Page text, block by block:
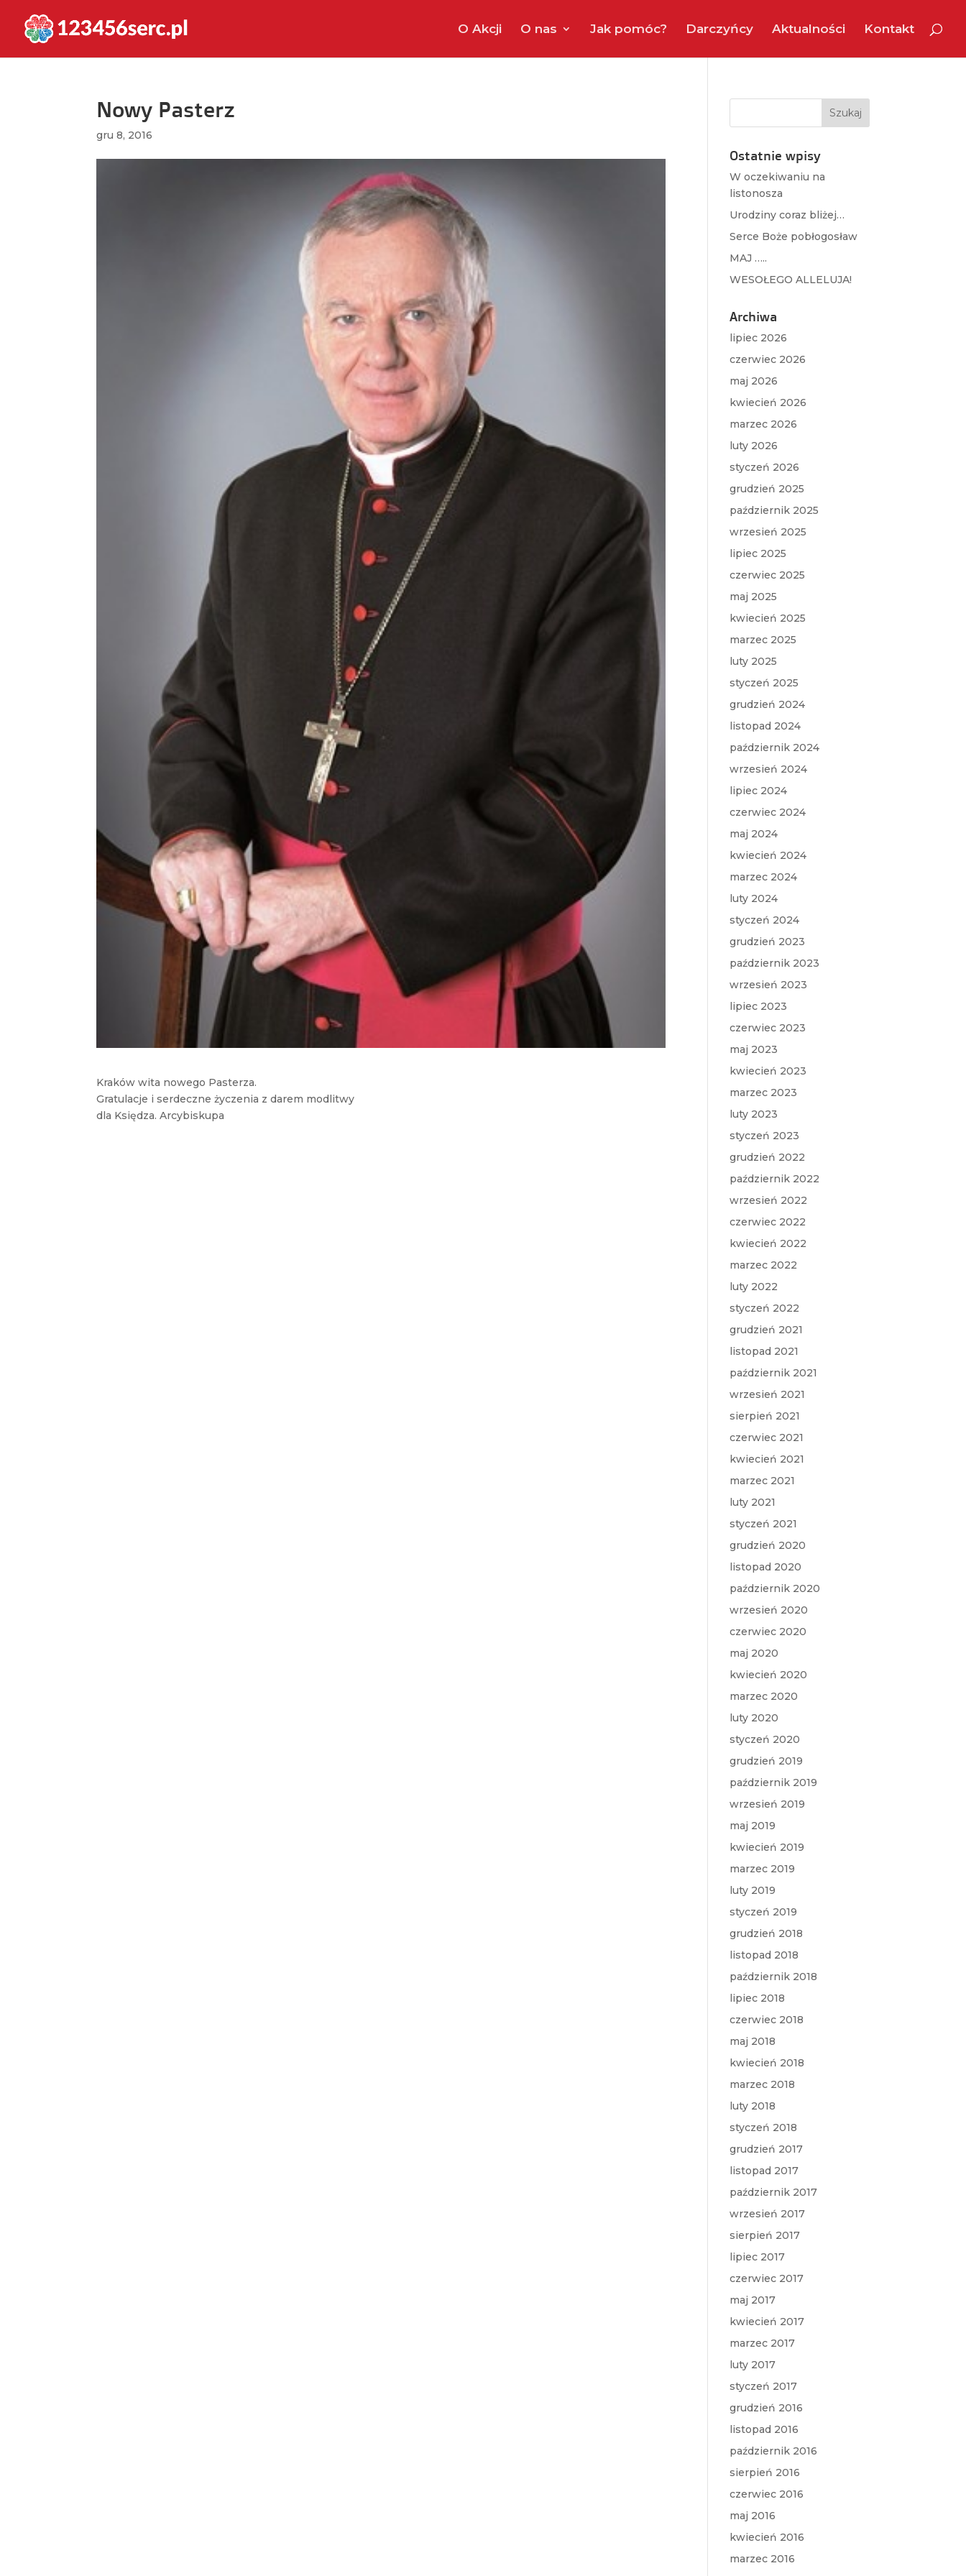
O Akcji O nas Jak pomóc? Darczyńcy Aktualności Kontakt
Nowy Pasterz
gru 8, 2016
Kraków wita nowego Pasterza.
Gratulacje i serdeczne życzenia z darem modlitwy
dla Księdza. Arcybiskupa
Ostatnie wpisy
W oczekiwaniu na
listonosza
Urodziny coraz bliżej…
Serce Boże pobłogosław
MAJ …..
WESOŁEGO ALLELUJA!
Archiwa
lipiec 2026
czerwiec 2026
maj 2026
kwiecień 2026
marzec 2026
luty 2026
styczeń 2026
grudzień 2025
październik 2025
wrzesień 2025
lipiec 2025
czerwiec 2025
maj 2025
kwiecień 2025
marzec 2025
luty 2025
styczeń 2025
grudzień 2024
listopad 2024
październik 2024
wrzesień 2024
lipiec 2024
czerwiec 2024
maj 2024
kwiecień 2024
marzec 2024
luty 2024
styczeń 2024
grudzień 2023
październik 2023
wrzesień 2023
lipiec 2023
czerwiec 2023
maj 2023
kwiecień 2023
marzec 2023
luty 2023
styczeń 2023
grudzień 2022
październik 2022
wrzesień 2022
czerwiec 2022
kwiecień 2022
marzec 2022
luty 2022
styczeń 2022
grudzień 2021
listopad 2021
październik 2021
wrzesień 2021
sierpień 2021
czerwiec 2021
kwiecień 2021
marzec 2021
luty 2021
styczeń 2021
grudzień 2020
listopad 2020
październik 2020
wrzesień 2020
czerwiec 2020
maj 2020
kwiecień 2020
marzec 2020
luty 2020
styczeń 2020
grudzień 2019
październik 2019
wrzesień 2019
maj 2019
kwiecień 2019
marzec 2019
luty 2019
styczeń 2019
grudzień 2018
listopad 2018
październik 2018
lipiec 2018
czerwiec 2018
maj 2018
kwiecień 2018
marzec 2018
luty 2018
styczeń 2018
grudzień 2017
listopad 2017
październik 2017
wrzesień 2017
sierpień 2017
lipiec 2017
czerwiec 2017
maj 2017
kwiecień 2017
marzec 2017
luty 2017
styczeń 2017
grudzień 2016
listopad 2016
październik 2016
sierpień 2016
czerwiec 2016
maj 2016
kwiecień 2016
marzec 2016